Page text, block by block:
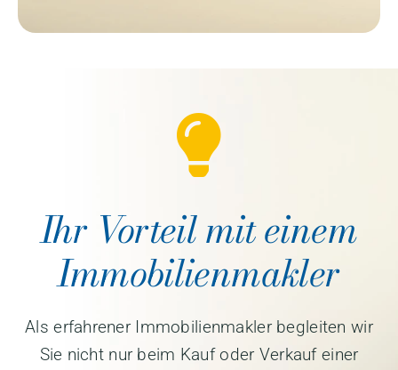
Ihr Vorteil mit einem
Immobilienmakler
Als erfahrener Immobilienmakler begleiten wir
Sie nicht nur beim Kauf oder Verkauf einer